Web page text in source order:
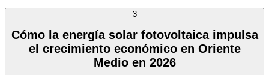
3
Cómo la energía solar fotovoltaica impulsa
el crecimiento económico en Oriente
Medio en 2026